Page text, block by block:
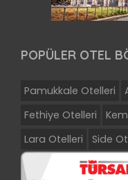
POPÜLER OTEL
Pamukkale Otelleri
Fethiye Otelleri
Lara Otelleri
Side